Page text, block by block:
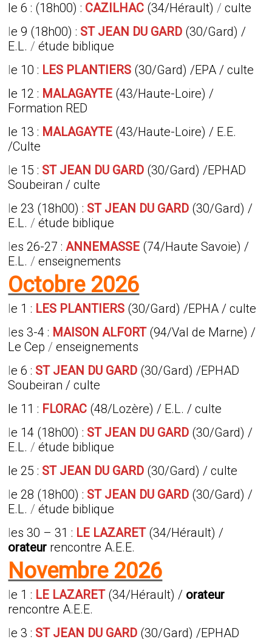
le 6 : (18h00) : CAZILHAC (34/Hérault) /culte
le 9 (18h00) : ST JEAN DU GARD (30/Gard) /
E.L. /étude biblique
le 10 : LES PLANTIERS (30/Gard) /EPA / culte
le 12 : MALAGAYTE (43/Haute-Loire) /
Formation RED
le 13 : MALAGAYTE (43/Haute-Loire) / E.E.
/Culte
le 15 : ST JEAN DU GARD (30/Gard) /EPHAD
Soubeiran / culte
le 23 (18h00) : ST JEAN DU GARD (30/Gard) /
E.L. /étude biblique
les 26-27 :ANNEMASSE (74/Haute Savoie) /
E.L. /enseignements
Octobre 2026
le 1 : LES PLANTIERS (30/Gard) /EPHA / culte
les 3-4 : MAISON ALFORT (94/Val de Marne) /
Le Cep /enseignements
le 6 : ST JEAN DU GARD (30/Gard) /EPHAD
Soubeiran / culte
le 11 : FLORAC (48/Lozère) / E.L. / culte
le 14 (18h00) : ST JEAN DU GARD (30/Gard) /
E.L. /étude biblique
le 25 : ST JEAN DU GARD (30/Gard) / culte
le 28 (18h00) : ST JEAN DU GARD (30/Gard) /
E.L. /étude biblique
les 30 – 31 : LE LAZARET (34/Hérault) /
orateur rencontre A.E.E.
Novembre 2026
le 1 : LE LAZARET (34/Hérault) / orateur
rencontre A.E.E.
le 3 : ST JEAN DU GARD (30/Gard) /EPHAD